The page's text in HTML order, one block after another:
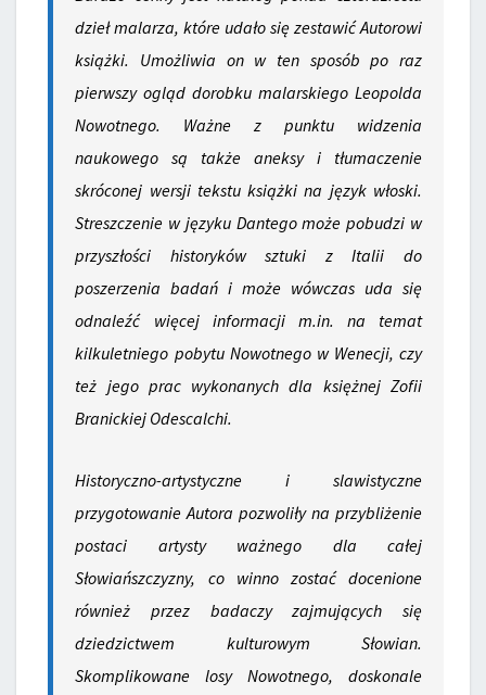
dzieł malarza, które udało się zestawić Autorowi
książki. Umożliwia on w ten sposób po raz
pierwszy ogląd dorobku malarskiego Leopolda
Nowotnego. Ważne z punktu widzenia
naukowego są także aneksy i tłumaczenie
skróconej wersji tekstu książki na język włoski.
Streszczenie w języku Dantego może pobudzi w
przyszłości historyków sztuki z Italii do
poszerzenia badań i może wówczas uda się
odnaleźć więcej informacji m.in. na temat
kilkuletniego pobytu Nowotnego w Wenecji, czy
też jego prac wykonanych dla księżnej Zofii
Branickiej Odescalchi.
Historyczno-artystyczne i slawistyczne
przygotowanie Autora pozwoliły na przybliżenie
postaci artysty ważnego dla całej
Słowiańszczyzny, co winno zostać docenione
również przez badaczy zajmujących się
dziedzictwem kulturowym Słowian.
Skomplikowane losy Nowotnego, doskonale